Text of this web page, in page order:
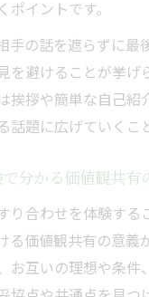
イントです。
手の話を遮らずに最
を避けることが挙げ
挨拶や簡単な自己紹
話題に広げていくこ
分かる価値観共有
り合わせを体験する
る価値観共有の意義
お互いの理想や条件